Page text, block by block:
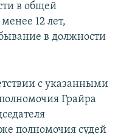
в общей
12 лет,
в должности
с указанными
Грайра
полномочия судей